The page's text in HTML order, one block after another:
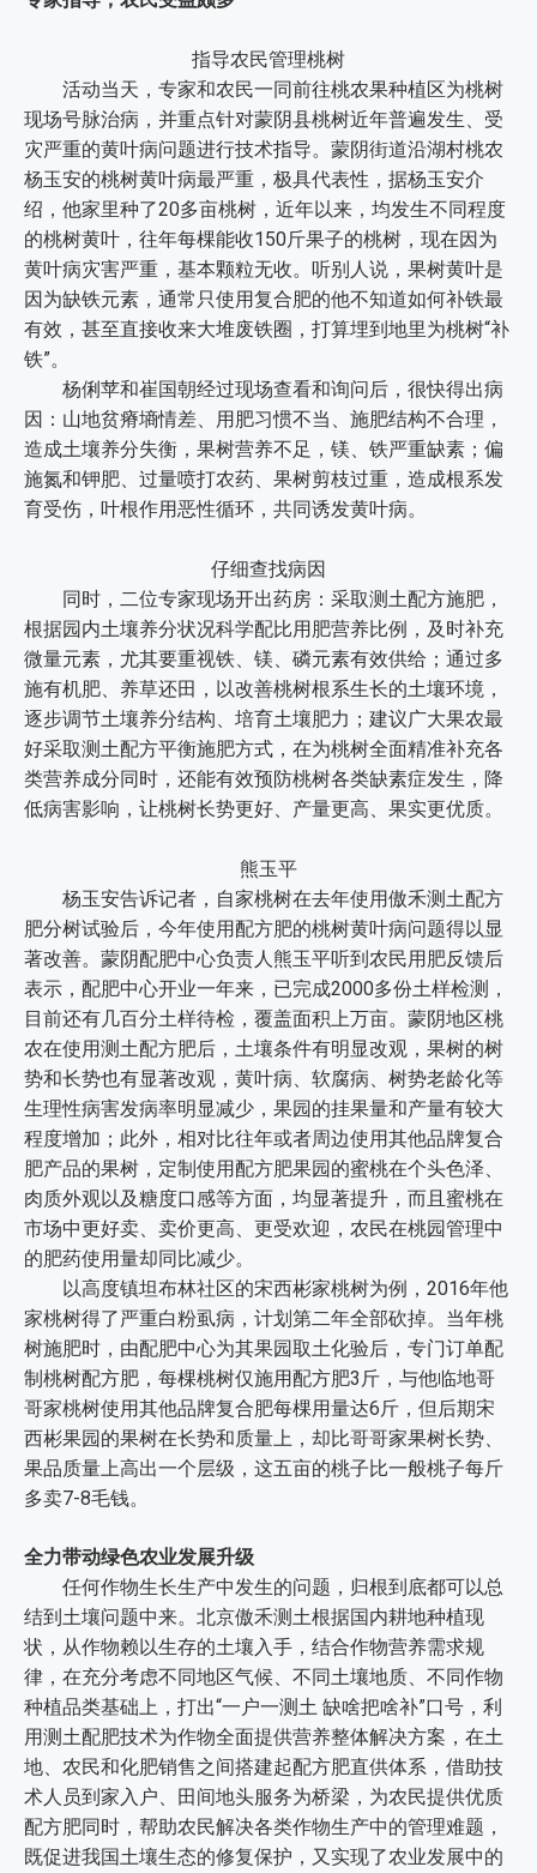
指导农民管理桃树
活动当天，专家和农民一同前往桃农果种植区为桃树
现场号脉治病，并重点针对蒙阴县桃树近年普遍发生、受
灾严重的黄叶病问题进行技术指导。蒙阴街道沿湖村桃农
杨玉安的桃树黄叶病最严重，极具代表性，据杨玉安介
绍，他家里种了20多亩桃树，近年以来，均发生不同程度
的桃树黄叶，往年每棵能收150斤果子的桃树，现在因为
黄叶病灾害严重，基本颗粒无收。听别人说，果树黄叶是
因为缺铁元素，通常只使用复合肥的他不知道如何补铁最
有效，甚至直接收来大堆废铁圈，打算埋到地里为桃树“补
铁”。
杨俐苹和崔国朝经过现场查看和询问后，很快得出病
因：山地贫瘠墒情差、用肥习惯不当、施肥结构不合理，
造成土壤养分失衡，果树营养不足，镁、铁严重缺素；偏
施氮和钾肥、过量喷打农药、果树剪枝过重，造成根系发
育受伤，叶根作用恶性循环，共同诱发黄叶病。
仔细查找病因
同时，二位专家现场开出药房：采取测土配方施肥，
根据园内土壤养分状况科学配比用肥营养比例，及时补充
微量元素，尤其要重视铁、镁、磷元素有效供给；通过多
施有机肥、养草还田，以改善桃树根系生长的土壤环境，
逐步调节土壤养分结构、培育土壤肥力；建议广大果农最
好采取测土配方平衡施肥方式，在为桃树全面精准补充各
类营养成分同时，还能有效预防桃树各类缺素症发生，降
低病害影响，让桃树长势更好、产量更高、果实更优质。
熊玉平
杨玉安告诉记者，自家桃树在去年使用傲禾测土配方
肥分树试验后，今年使用配方肥的桃树黄叶病问题得以显
著改善。蒙阴配肥中心负责人熊玉平听到农民用肥反馈后
表示，配肥中心开业一年来，已完成2000多份土样检测，
目前还有几百分土样待检，覆盖面积上万亩。蒙阴地区桃
农在使用测土配方肥后，土壤条件有明显改观，果树的树
势和长势也有显著改观，黄叶病、软腐病、树势老龄化等
生理性病害发病率明显减少，果园的挂果量和产量有较大
程度增加；此外，相对比往年或者周边使用其他品牌复合
肥产品的果树，定制使用配方肥果园的蜜桃在个头色泽、
肉质外观以及糖度口感等方面，均显著提升，而且蜜桃在
市场中更好卖、卖价更高、更受欢迎，农民在桃园管理中
的肥药使用量却同比减少。
以高度镇坦布林社区的宋西彬家桃树为例，2016年他
家桃树得了严重白粉虱病，计划第二年全部砍掉。当年桃
树施肥时，由配肥中心为其果园取土化验后，专门订单配
制桃树配方肥，每棵桃树仅施用配方肥3斤，与他临地哥
哥家桃树使用其他品牌复合肥每棵用量达6斤，但后期宋
西彬果园的果树在长势和质量上，却比哥哥家果树长势、
果品质量上高出一个层级，这五亩的桃子比一般桃子每斤
多卖7-8毛钱。
全力带动绿色农业发展升级
任何作物生长生产中发生的问题，归根到底都可以总
结到土壤问题中来。北京傲禾测土根据国内耕地种植现
状，从作物赖以生存的土壤入手，结合作物营养需求规
律，在充分考虑不同地区气候、不同土壤地质、不同作物
种植品类基础上，打出“一户一测土 缺啥把啥补”口号，利
用测土配肥技术为作物全面提供营养整体解决方案，在土
地、农民和化肥销售之间搭建起配方肥直供体系，借助技
术人员到家入户、田间地头服务为桥梁，为农民提供优质
配方肥同时，帮助农民解决各类作物生产中的管理难题，
既促进我国土壤生态的修复保护，又实现了农业发展中的